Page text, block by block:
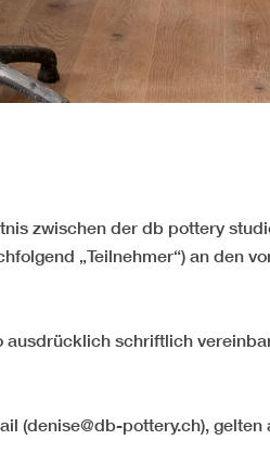
zwischen der db pottery
„Teilnehmer“) an den
ausdrücklich schriftlich
(denise@db-pottery.ch), gelten